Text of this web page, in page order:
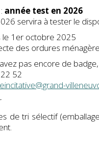
d'acte de naissance
d'acte de mariage
d'acte de décès
Services publics
année test en 2026
servira à tester le
le 1er octobre 2025
des ordures
pas encore de
52
de tri sélectif